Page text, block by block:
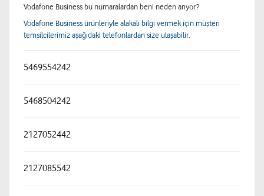
Vodafone Business bu numaralardan beni neden arıyor?
Vodafone Business ürünleriyle alakalı bilgi vermek için müşteri
temsilcilerimiz aşağıdaki telefonlardan size ulaşabilir.
5469554242
5468504242
2127052442
2127085542